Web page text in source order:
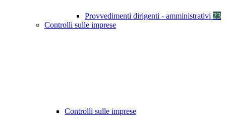
Provvedimenti dirigenti - amministrativi 23
Controlli sulle imprese
Controlli sulle imprese